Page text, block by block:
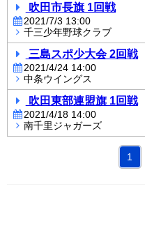
吹田市長旗 1回戦
2021/7/3 13:00
千三少年野球クラブ
三島スポ少大会 2回戦
2021/4/24 14:00
中条ウイングス
吹田東部連盟旗 1回戦
2021/4/18 14:00
南千里ジャガーズ
1